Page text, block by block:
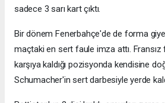
sadece 3 sarı kart çıktı.
Bir dönem Fenerbahçe'de de forma
maçtaki en sert faule imza attı.
karşıya kaldığı pozisyonda kendisine
Schumacher'in sert darbesiyle yerde